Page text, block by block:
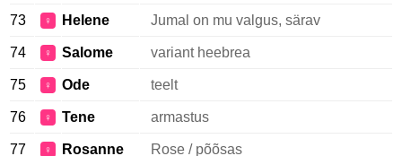
73 ♀ Helene Jumal on mu valgus, särav
74 ♀ Salome variant heebrea
75 ♀ Ode teelt
76 ♀ Tene armastus
77 ♀ Rosanne Rose / põõsas